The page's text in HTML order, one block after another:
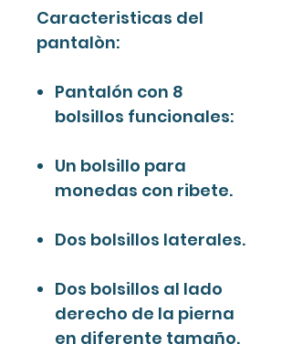
Caracteristicas del
pantalòn:
Pantalón con 8
bolsillos funcionales:
Un bolsillo para
monedas con ribete.
Dos bolsillos laterales.
Dos bolsillos al lado
derecho de la pierna
en diferente tamaño.